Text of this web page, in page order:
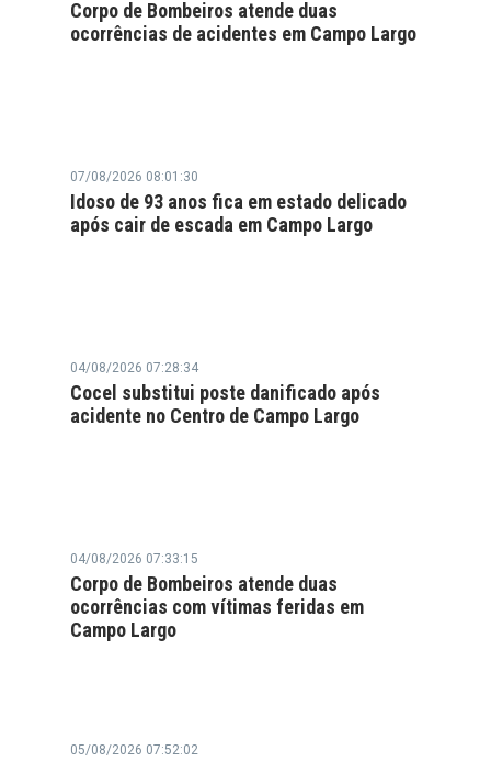
Corpo de Bombeiros atende duas
ocorrências de acidentes em Campo Largo
07/08/2026 08:01:30
Idoso de 93 anos fica em estado delicado
após cair de escada em Campo Largo
04/08/2026 07:28:34
Cocel substitui poste danificado após
acidente no Centro de Campo Largo
04/08/2026 07:33:15
Corpo de Bombeiros atende duas
ocorrências com vítimas feridas em
Campo Largo
05/08/2026 07:52:02